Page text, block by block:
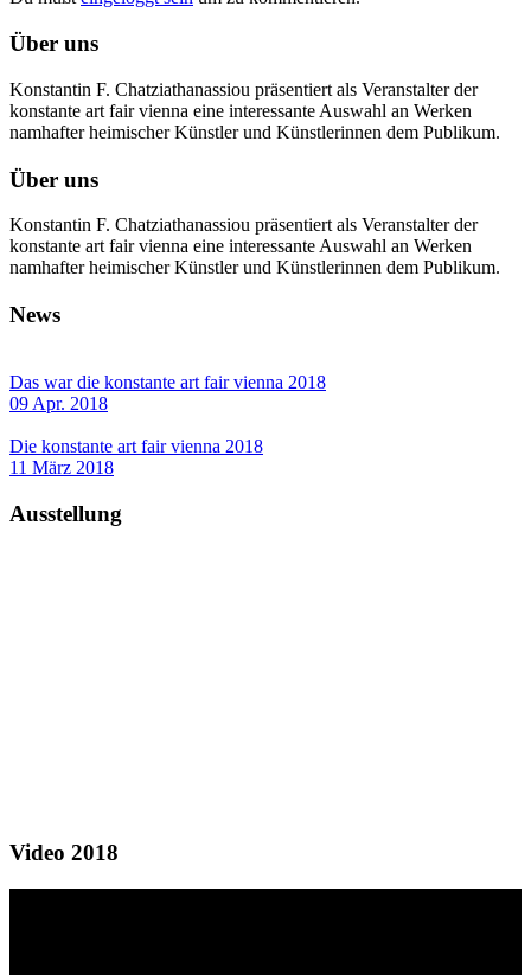
Über uns
Konstantin F. Chatziathanassiou präsentiert als Veranstalter der
konstante art fair vienna eine interessante Auswahl an Werken
namhafter heimischer Künstler und Künstlerinnen dem Publikum.
Über uns
Konstantin F. Chatziathanassiou präsentiert als Veranstalter der
konstante art fair vienna eine interessante Auswahl an Werken
namhafter heimischer Künstler und Künstlerinnen dem Publikum.
News
Das war die konstante art fair vienna 2018
09 Apr. 2018
Die konstante art fair vienna 2018
11 März 2018
Ausstellung
Video 2018